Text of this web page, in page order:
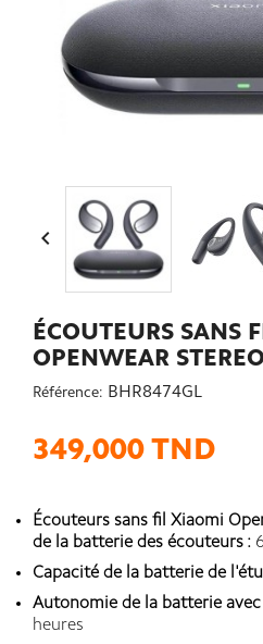

ÉCOUTEURS SANS
OPENWEAR
Référence: BHR8474GL
349,000 TND
Écouteurs sans fil Xiaomi
de la batterie des écouteurs :
Capacité de la batterie de
Autonomie de la batterie avec
heures